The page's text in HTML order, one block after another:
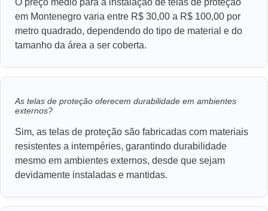
em Montenegro varia entre R$ 30,00 a R$ 100,00 por
metro quadrado, dependendo do tipo de material e do
tamanho da área a ser coberta.
As telas de proteção oferecem durabilidade em ambientes
externos?
Sim, as telas de proteção são fabricadas com materiais
resistentes a intempéries, garantindo durabilidade
mesmo em ambientes externos, desde que sejam
devidamente instaladas e mantidas.